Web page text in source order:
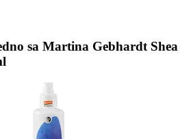
sa Martina Gebhardt Shea